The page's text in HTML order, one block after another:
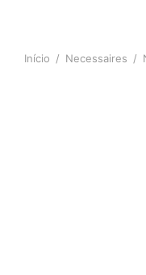
Início / Necessaires /